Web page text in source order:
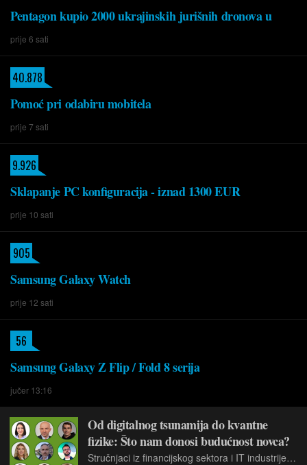
Pentagon kupio 2000 ukrajinskih jurišnih dronova u
prije 6 sati
Pomoć pri odabiru mobitela
prije 7 sati
40.878
Sklapanje PC konfiguracija - iznad 1300 EUR
prije 10 sati
9.926
Samsung Galaxy Watch
prije 12 sati
905
Samsung Galaxy Z Flip / Fold 8 serija
jučer 13:16
56
Od digitalnog tsunamija do kvantne
fizike: Što nam donosi budućnost novca?
Stručnjaci iz financijskog sektora i IT industrije okupit će se kako bi raspravljali o Fiskalizaciji 2.0, ulozi umjetne inteligencije u bankarstvu, digitalnom euru te globalnim neizvjesnostima kroz prizmu fintecha